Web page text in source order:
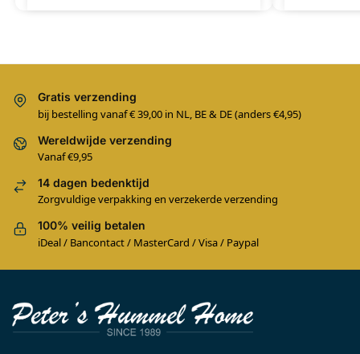
Gratis verzending
bij bestelling vanaf € 39,00 in NL, BE & DE (anders €4,95)
Wereldwijde verzending
Vanaf €9,95
14 dagen bedenktijd
Zorgvuldige verpakking en verzekerde verzending
100% veilig betalen
iDeal / Bancontact / MasterCard / Visa / Paypal